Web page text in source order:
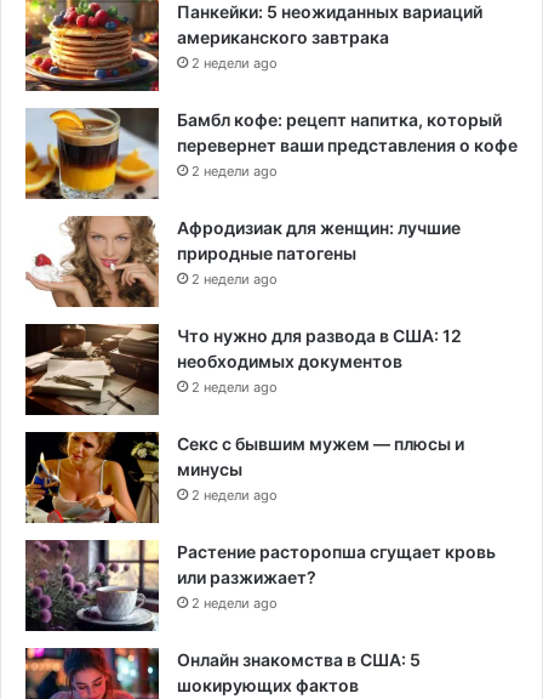
Панкейки: 5 неожиданных вариаций
американского завтрака
2 недели ago
Бамбл кофе: рецепт напитка, который
перевернет ваши представления о кофе
2 недели ago
Афродизиак для женщин: лучшие
природные патогены
2 недели ago
Что нужно для развода в США: 12
необходимых документов
2 недели ago
Секс с бывшим мужем — плюсы и
минусы
2 недели ago
Растение расторопша сгущает кровь
или разжижает?
2 недели ago
Онлайн знакомства в США: 5
шокирующих фактов